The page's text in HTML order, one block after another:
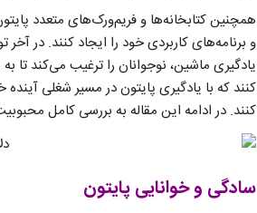
و برنامه‌های کاربردی خود را ایجاد کنند. در
یادگیری ماشین، نوجوانان را ترغیب می‌کند تا
کنند که با یادگیری پایتون در مسیر شغلی
کنند. در ادامه این مقاله به بررسی کامل
سادگی و خوانایی پایتون